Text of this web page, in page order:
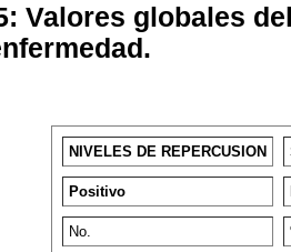
Valores globales
NIVELES DE REPERCUSION
Positivo
No.